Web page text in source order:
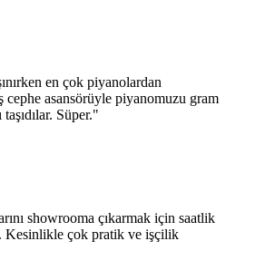
en çok piyanolardan
cephe asansörüyle piyanomuzu gram
Süper."
showrooma çıkarmak için saatlik
Kesinlikle çok pratik ve işçilik